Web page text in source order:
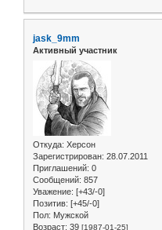
jask_9mm
Активный участник
Откуда: Херсон
Зарегистрирован: 28.07.2011
Приглашений: 0
Сообщений: 857
Уважение: [+43/-0]
Позитив: [+45/-0]
Пол: Мужской
Возраст: 39 [1987-01-25]